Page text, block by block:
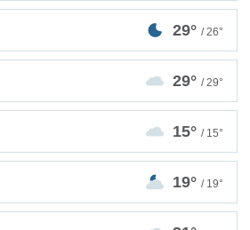
29° / 26°
29° / 29°
15° / 15°
19° / 19°